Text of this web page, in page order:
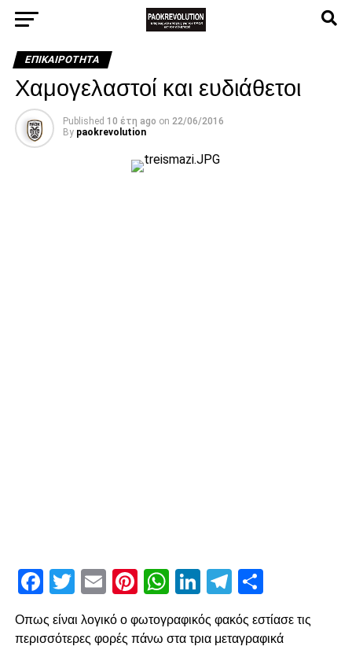
ΕΠΙΚΑΙΡΌΤΗΤΑ
Χαμογελαστοί και ευδιάθετοι
Published 10 έτη ago on 22/06/2016
By paokrevolution
Facebook
Twitter
EmailPinterest
WhatsApp
LinkedIn
Telegram
Οπως είναι λογικό ο φωτογραφικός φακός εστίασε τις
περισσότερες φορές πάνω στα τρια μεταγραφικά